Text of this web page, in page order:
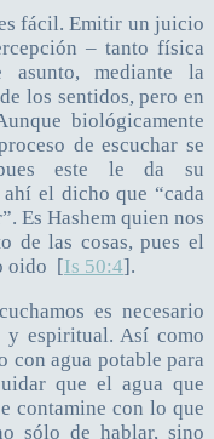
fácil. Emitir un juicio
– tanto física
mediante la
los sentidos, pero en
biológicamente
de escuchar se
este le da su
el dicho que “cada
Es Hashem quien nos
de las cosas, pues el
oido [Is 50:4].
es necesario
espiritual. Así como
con agua potable para
que el agua que
contamine con lo que
sólo de hablar, sino